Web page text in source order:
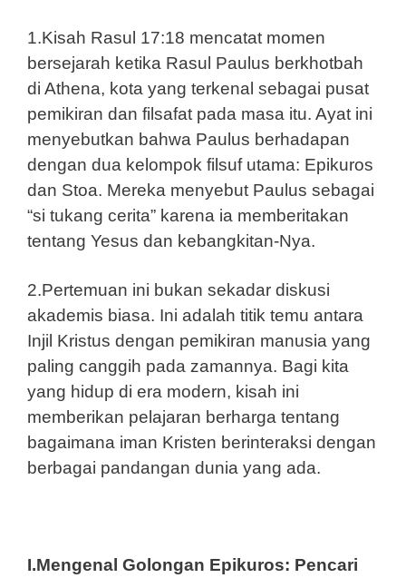
1.Kisah Rasul 17:18 mencatat momen
bersejarah ketika Rasul Paulus berkhotbah
di Athena, kota yang terkenal sebagai pusat
pemikiran dan filsafat pada masa itu. Ayat ini
menyebutkan bahwa Paulus berhadapan
dengan dua kelompok filsuf utama: Epikuros
dan Stoa. Mereka menyebut Paulus sebagai
“si tukang cerita” karena ia memberitakan
tentang Yesus dan kebangkitan-Nya.
2.Pertemuan ini bukan sekadar diskusi
akademis biasa. Ini adalah titik temu antara
Injil Kristus dengan pemikiran manusia yang
paling canggih pada zamannya. Bagi kita
yang hidup di era modern, kisah ini
memberikan pelajaran berharga tentang
bagaimana iman Kristen berinteraksi dengan
berbagai pandangan dunia yang ada.
I.Mengenal Golongan Epikuros: Pencari